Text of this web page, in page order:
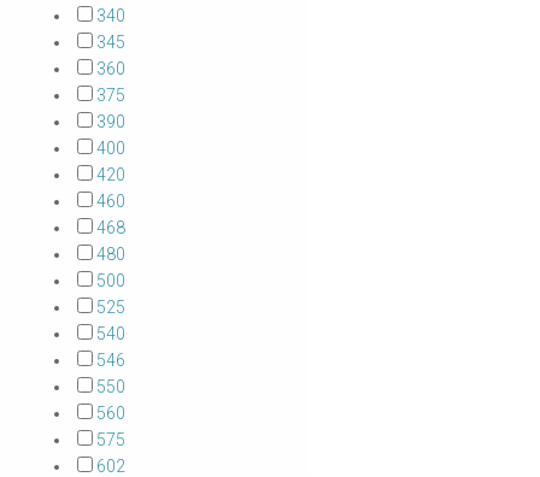
340
345
360
375
390
400
420
460
468
480
500
525
540
546
550
560
575
602